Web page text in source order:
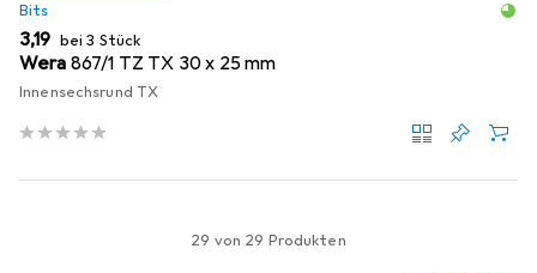
Bits
EUR
3,19 bei 3 Stück
Wera 867/1 TZ TX 30 x 25 mm
Innensechsrund TX
29 von 29 Produkten